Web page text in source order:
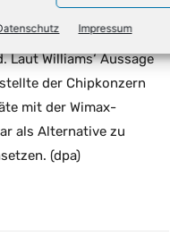
Impressum
Gespräche darüber
vor 2020 anbieten
Williams‘ Aussage
der Chipkonzern
mit der Wimax-
als Alternative zu
(dpa)